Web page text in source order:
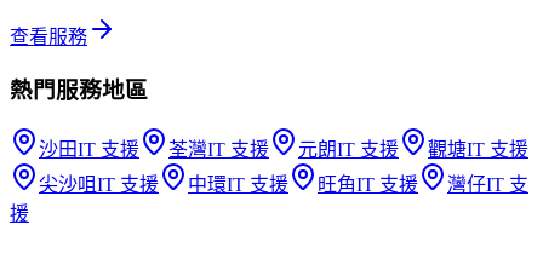
查看服務
熱門服務地區
沙田IT 支援 荃灣IT 支援 元朗IT 支援 觀塘IT 支援
尖沙咀IT 支援 中環IT 支援 旺角IT 支援 灣仔IT 支
援